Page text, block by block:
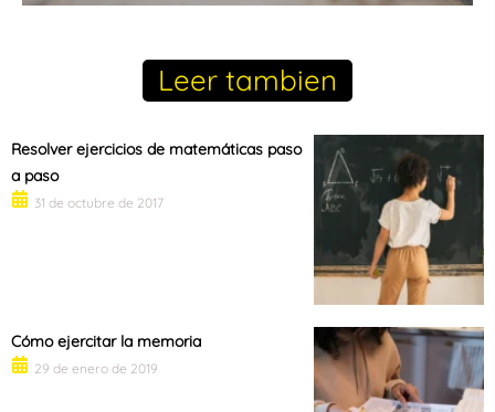
Leer tambien
Resolver ejercicios de matemáticas paso
a paso
31 de octubre de 2017
Cómo ejercitar la memoria
29 de enero de 2019